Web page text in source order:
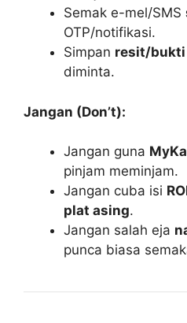
Semak e-mel/SMS
OTP/notifikasi.
Simpan resit/
diminta.
Jangan (Don’t):
Jangan guna
pinjam meminjam.
Jangan cuba isi
plat asing.
Jangan salah eja
punca biasa